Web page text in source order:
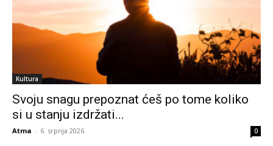
Kultura
Svoju snagu prepoznat ćeš po tome koliko
si u stanju izdržati...
Atma - 6. srpnja 2026. 0